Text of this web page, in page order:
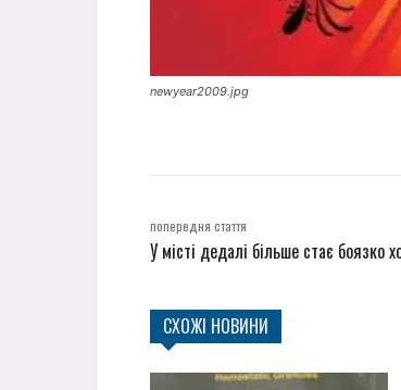
newyear2009.jpg
попередня стаття
У місті дедалі більше стає боязко
СХОЖІ НОВИНИ